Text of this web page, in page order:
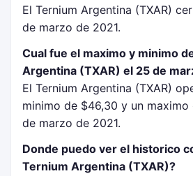
El Ternium Argentina (TXAR)
de marzo de 2021.
Cual fue el maximo y minimo
Argentina (TXAR) el 25 de
El Ternium Argentina (TXAR)
minimo de $46,30 y un
de marzo de 2021.
Donde puedo ver el historico
Ternium Argentina (TXAR)?